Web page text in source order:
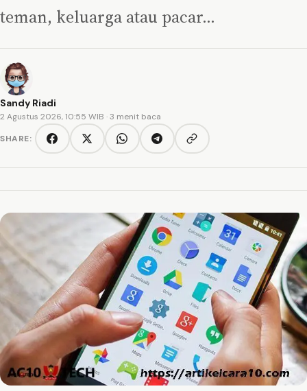
teman, keluarga atau pacar…
Sandy Riadi
2 Agustus 2026, 10:55 WIB · 3 menit baca
SHARE:
FacebookTwitter/XWhatsAppTelegramCopy link